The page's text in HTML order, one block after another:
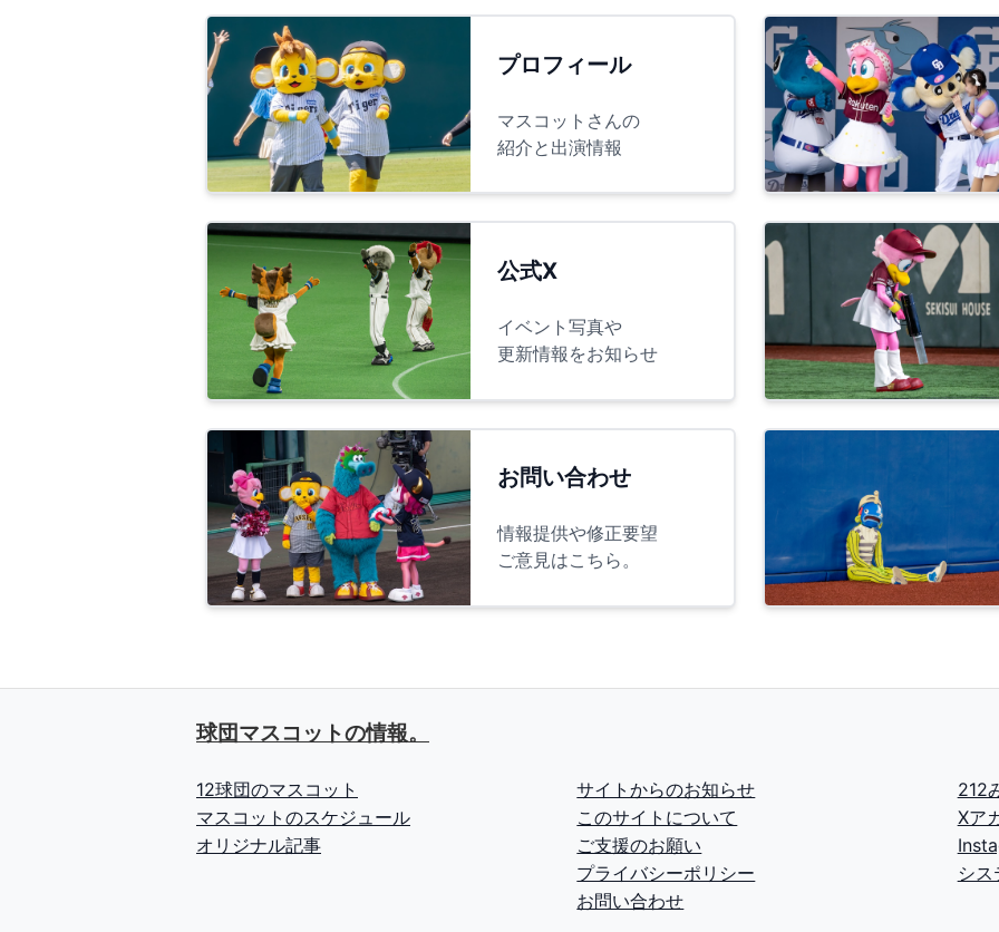
プロフィール
マスコットさんの
紹介と出演情報
公式X
イベント写真や
更新情報をお知らせ
お問い合わせ
情報提供や修正要望
ご意見はこちら。
球団マスコットの情報。
12球団のマスコット
マスコットのスケジュール
オリジナル記事
サイトからのお知らせ
このサイトについて
ご支援のお願い
プライバシーポリシー
お問い合わせ
212
Xア
シ